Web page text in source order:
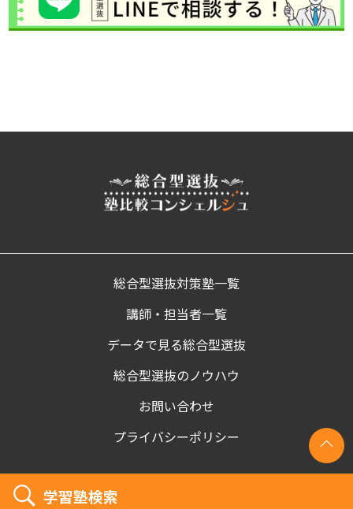
学習塾検索
総合型選抜対策塾一覧
講師・担当者一覧
データで見る総合型選抜
総合型選抜のノウハウ
お問い合わせ
プライバシーポリシー